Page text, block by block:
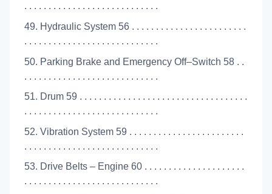
. . . . . . . . . . . . . . . . . . . . . . . . . . . .
49. Hydraulic System 56 . . . . . . . . . . . . . . . . . . . . . . . .
. . . . . . . . . . . . . . . . . . . . . . . . . . . .
50. Parking Brake and Emergency Off–Switch 58 . .
. . . . . . . . . . . . . . . . . . . . . . . . . . . .
51. Drum 59 . . . . . . . . . . . . . . . . . . . . . . . . . . . . . . . . . . .
. . . . . . . . . . . . . . . . . . . . . . . . . . . .
52. Vibration System 59 . . . . . . . . . . . . . . . . . . . . . . . .
. . . . . . . . . . . . . . . . . . . . . . . . . . . .
53. Drive Belts – Engine 60 . . . . . . . . . . . . . . . . . . . . .
. . . . . . . . . . . . . . . . . . . . . . . . . . . .